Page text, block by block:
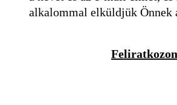
alkalommal elküldjük Önnek